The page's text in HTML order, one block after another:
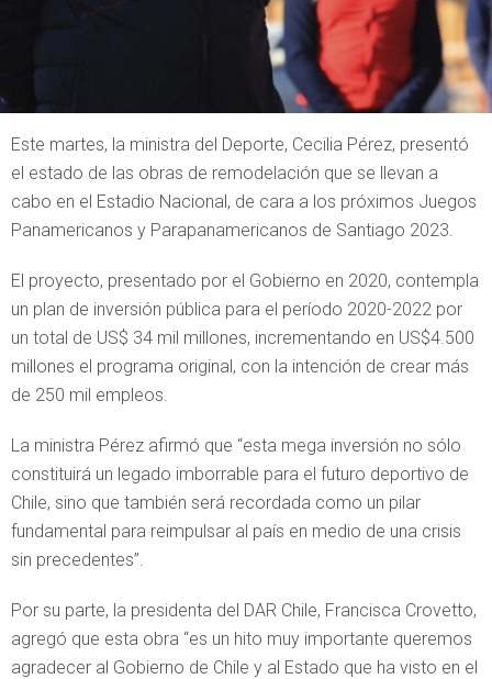
Este martes, la ministra del Deporte, Cecilia Pérez, presentó
el estado de las obras de remodelación que se llevan a
cabo en el Estadio Nacional, de cara a los próximos Juegos
Panamericanos y Parapanamericanos de Santiago 2023.
El proyecto, presentado por el Gobierno en 2020, contempla
un plan de inversión pública para el período 2020-2022 por
un total de US$ 34 mil millones, incrementando en US$4.500
millones el programa original, con la intención de crear más
de 250 mil empleos.
La ministra Pérez afirmó que “esta mega inversión no sólo
constituirá un legado imborrable para el futuro deportivo de
Chile, sino que también será recordada como un pilar
fundamental para reimpulsar al país en medio de una crisis
sin precedentes”.
Por su parte, la presidenta del DAR Chile, Francisca Crovetto,
agregó que esta obra “es un hito muy importante queremos
agradecer al Gobierno de Chile y al Estado que ha visto en el